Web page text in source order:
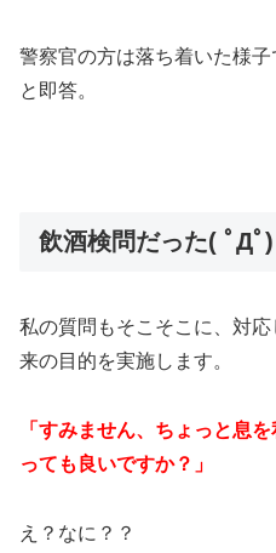
警察官の方は落ち着いた様子
と即答。
飲酒検問だった( ﾟДﾟ)
私の質問もそこそこに、対
来の目的を実施します。
「すみません、ちょっと息
っても良いですか？」
え？なに？？